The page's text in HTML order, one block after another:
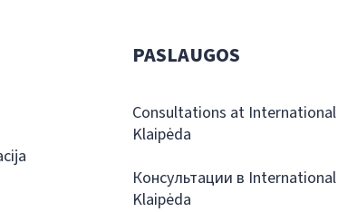
PASLAUGOS
Consultations at
Klaipėda
Консультации в
Klaipėda